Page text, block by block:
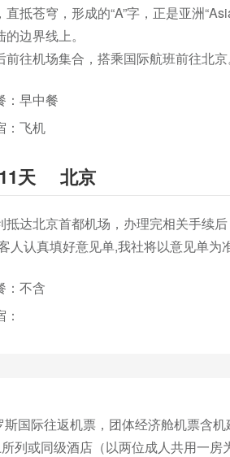
直抵苍穹，形成的“A”字，正是亚洲
的边界线上。
前往机场集合，搭乘国际航班前往北
：早中餐
：飞机
天 北京
抵达北京首都机场，办理完相关手续
人认真填好意见单,我社将以意见单
：不含
斯国际往返机票，团体经济舱机票含
列或同级酒店（以两位成人共用一